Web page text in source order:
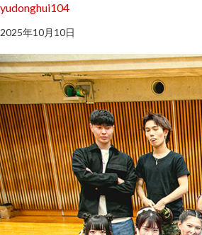
yudonghui104
2025年10月10日